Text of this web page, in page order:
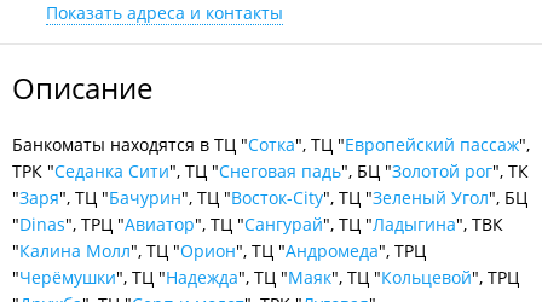
Показать адреса и контакты
Описание
Банкоматы находятся в ТЦ "Сотка", ТЦ "Европейский пассаж",
ТРК "Седанка Сити", ТЦ "Снеговая падь", БЦ "Золотой рог", ТК
"Заря", ТЦ "Бачурин", ТЦ "Восток-City", ТЦ "Зеленый Угол", БЦ
"Dinas", ТРЦ "Авиатор", ТЦ "Сангурай", ТЦ "Ладыгина", ТВК
"Калина Молл", ТЦ "Орион", ТЦ "Андромеда", ТРЦ
"Черёмушки", ТЦ "Надежда", ТЦ "Маяк", ТЦ "Кольцевой", ТРЦ